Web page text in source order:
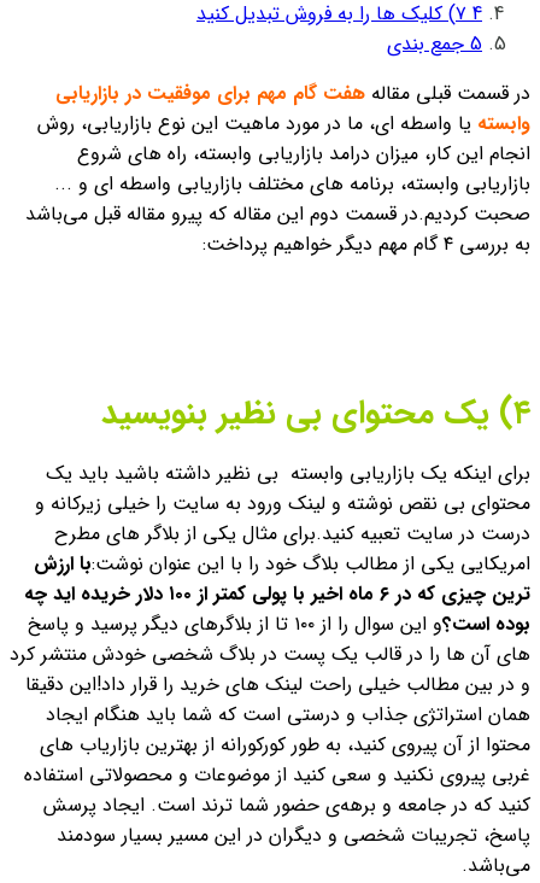
4 ۷) کلیک ها را به فروش تبدیل کنید
5 جمع بندی
در قسمت قبلی مقاله هفت گام مهم برای موفقیت در بازاریابی
وابسته یا واسطه ای، ما در مورد ماهیت این نوع بازاریابی، روش
انجام این کار، میزان درامد بازاریابی وابسته، راه های شروع
بازاریابی وابسته، برنامه های مختلف بازاریابی واسطه ای و ...
صحبت کردیم.در قسمت دوم این مقاله که پیرو مقاله قبل می‌باشد
به بررسی ۴ گام مهم دیگر خواهیم پرداخت:
۴)‌ یک محتوای بی نظیر بنویسید
برای اینکه یک بازاریابی وابسته بی نظیر داشته باشید باید یک
محتوای بی نقص نوشته و لینک ورود به سایت را خیلی زیرکانه و
درست در سایت تعبیه کنید.برای مثال یکی از بلاگر های مطرح
امریکایی یکی از مطالب بلاگ خود را با این عنوان نوشت:با ارزش
ترین چیزی که در ۶ ماه اخیر با پولی کمتر از ۱۰۰ دلار خریده اید چه
بوده است؟
و این سوال را از ۱۰۰ تا از بلاگرهای دیگر پرسید و پاسخ
های آن ها را در قالب یک پست در بلاگ شخصی خودش منتشر کرد
و در بین مطالب خیلی راحت لینک های خرید را قرار داد!این دقیقا
همان استراتژی جذاب و درستی است که شما باید هنگام ایجاد
محتوا از آن پیروی کنید،‌ به طور کورکورانه از بهترین بازاریاب های
غربی پیروی نکنید و سعی کنید از موضوعات و محصولاتی استفاده
کنید که در جامعه و برهه‌ی حضور شما ترند است. ایجاد پرسش
پاسخ، تجریبات شخصی و دیگران در این مسیر بسیار سودمند
می‌باشد.